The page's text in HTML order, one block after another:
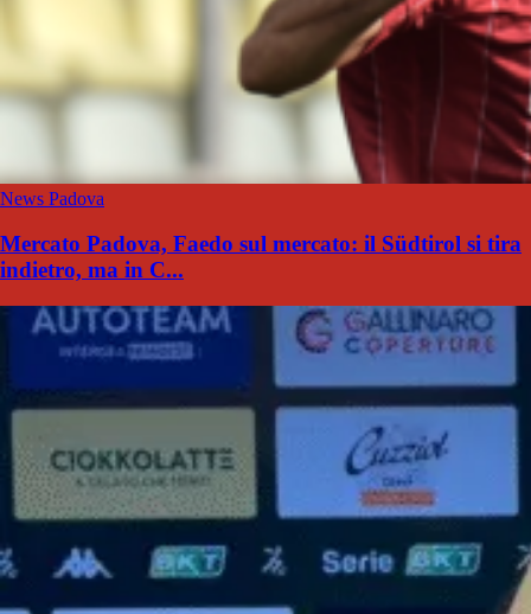
News Padova
Mercato Padova, Faedo sul mercato: il Südtirol si tira
indietro, ma in C...